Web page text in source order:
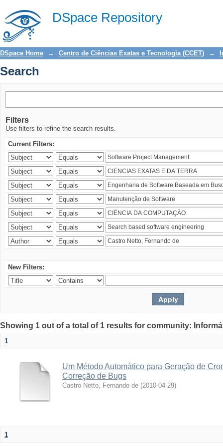
DSpace Repository
Search
DSpace Home → Centro de Ciências Exatas e Tecnologia (CCET) →
Search
Filters
Use filters to refine the search results.
Current Filters:
New Filters:
Showing 1 out of a total of 1 results for community:
1
Um Método Automático para Geração de
Correção de Bugs
Castro Netto, Fernando de (2010-04-29)
1